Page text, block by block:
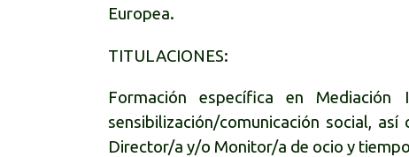
Europea.
TITULACIONES:
Formación específica en Mediación
sensibilización/comunicación social,
Director/a y/o Monitor/a de ocio y